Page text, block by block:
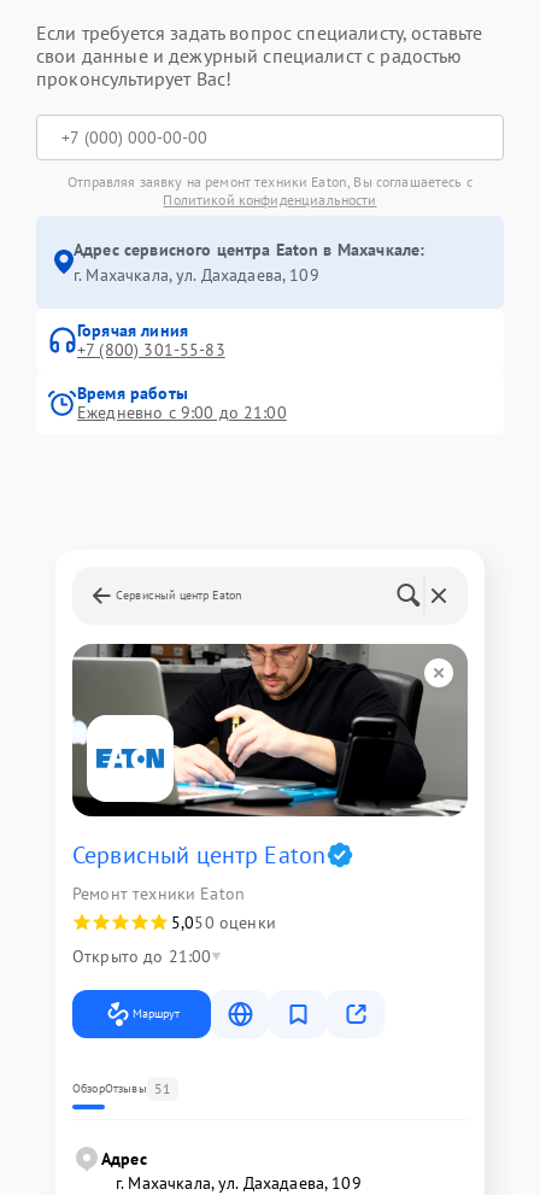
Если требуется задать вопрос специалисту, оставьте
свои данные и дежурный специалист с радостью
проконсультирует Вас!
Отправляя заявку на ремонт техники Eaton, Вы соглашаетесь с
Политикой конфиденциальности
Адрес сервисного центра Eaton в Махачкале:
г. Махачкала, ул. Дахадаева, 109
Горячая линия
+7 (800) 301-55-83
Время работы
Ежедневно с 9:00 до 21:00
Сервисный центр Eaton
Сервисный центр Eaton
Ремонт техники Eaton
5,050 оценки
Открыто до 21:00
Маршрут
ОбзорОтзывы 51
Адрес
г. Махачкала, ул. Дахадаева, 109